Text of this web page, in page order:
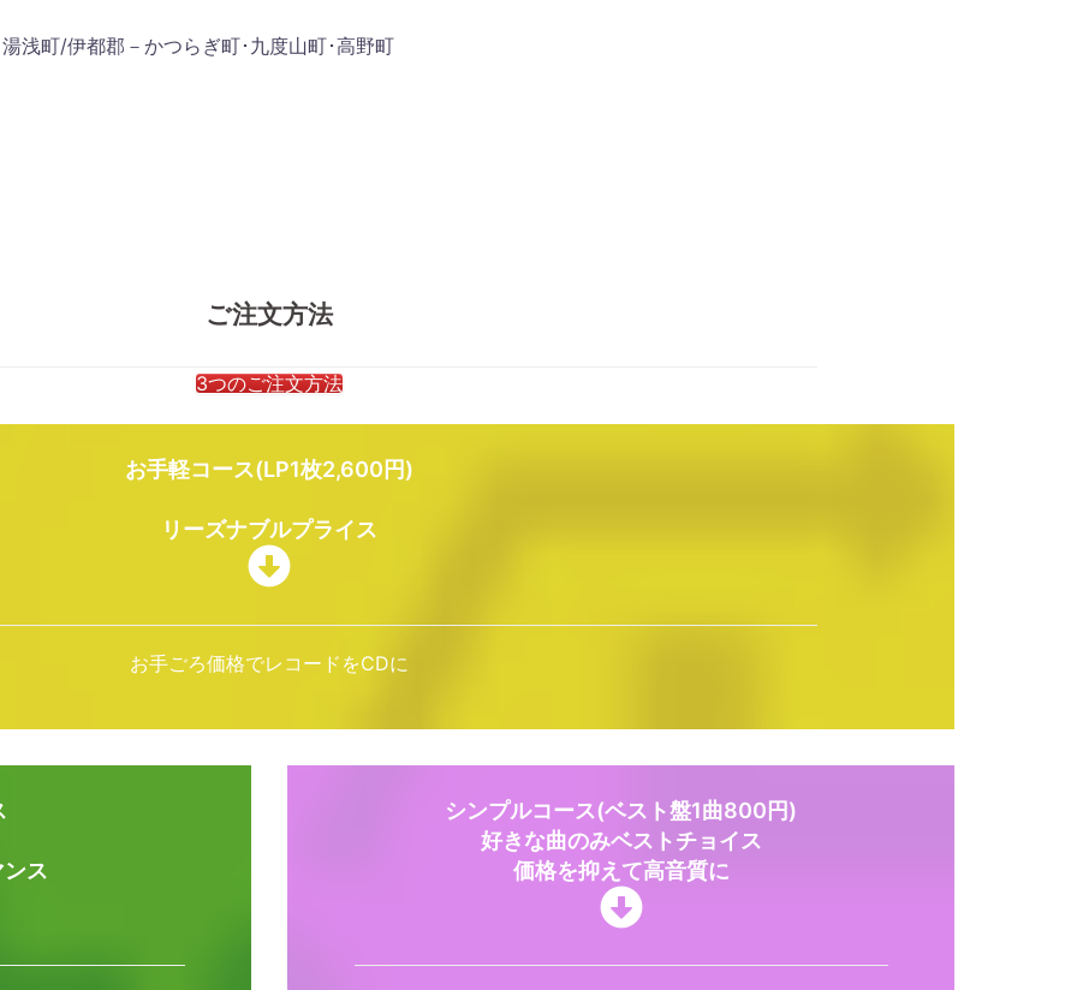
浅町/伊都郡－かつらぎ町･九度山町･高野町
ご注文方法
3つのご注文方法
お手軽コース(LP1枚2,600円)
リーズナブルプライス
お手ごろ価格でレコードをCDに
ス
シンプルコース(ベスト盤1曲800円)
好きな曲のみベストチョイス
価格を抑えて高音質に